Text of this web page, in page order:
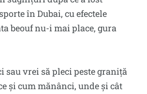
în Dubai, cu efectele
beouf nu-i mai place, gura
sau vrei să pleci peste graniță
și cum mănânci, unde și cât